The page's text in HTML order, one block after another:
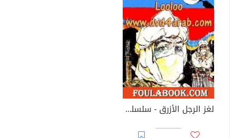
لغز الرجل الأزرق - سلسلة المغامرون الخمسة: 80